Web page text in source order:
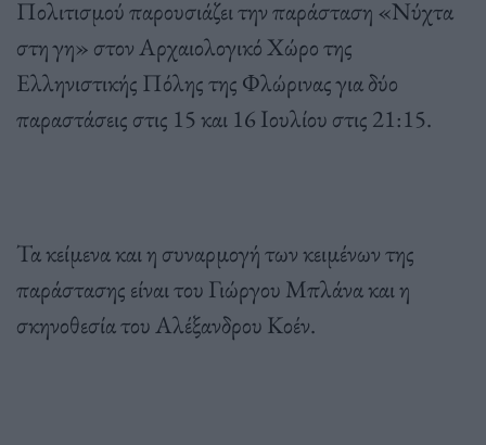
Πολιτισμού παρουσιάζει την παράσταση «Νύχτα
στη γη» στον Αρχαιολογικό Χώρο της
Ελληνιστικής Πόλης της Φλώρινας για δύο
παραστάσεις στις 15 και 16 Ιουλίου στις 21:15.
Τα κείμενα και η συναρμογή των κειμένων της
παράστασης είναι του Γιώργου Μπλάνα και η
σκηνοθεσία του Αλέξανδρου Κοέν.